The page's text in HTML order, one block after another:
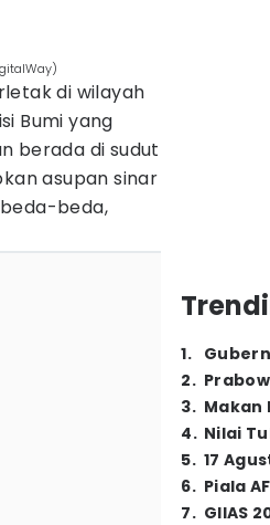
di wilayah
Bumi yang
berada di sudut
asupan sinar
beda,
1.
2.
3. Makan
4. Nilai
5. 17
6. Piala
7. GIIAS